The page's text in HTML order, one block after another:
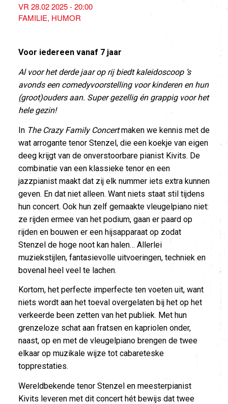
VR 28.02 2025 - 20:00
FAMILIE HUMOR
Voor iedereen vanaf 7 jaar
Al voor het derde jaar op rij biedt kaleidoscoop ‘s
avonds een comedyvoorstelling voor kinderen en hun
(groot)ouders aan. Super gezellig én grappig voor het
hele gezin!
In The Crazy Family Concertmaken we kennis met de
wat arrogante tenor Stenzel, die een koekje van eigen
deeg krijgt van de onverstoorbare pianist Kivits. De
combinatie van een klassieke tenor en een
jazzpianist maakt dat zij elk nummer iets extra kunnen
geven. En dat niet alleen. Want niets staat stil tijdens
hun concert. Ook hun zelf gemaakte vleugelpiano niet:
ze rijden ermee van het podium, gaan er paard op
rijden en bouwen er een hijsapparaat op zodat
Stenzel de hoge noot kan halen… Allerlei
muziekstijlen, fantasievolle uitvoeringen, techniek en
bovenal heel veel te lachen.
Kortom, het perfecte imperfecte ten voeten uit, want
niets wordt aan het toeval overgelaten bij het op het
verkeerde been zetten van het publiek. Met hun
grenzeloze schat aan fratsen en kapriolen onder,
naast, op en met de vleugelpiano brengen de twee
elkaar op muzikale wijze tot cabareteske
topprestaties.
Wereldbekende tenor Stenzel en meesterpianist
Kivits leveren met dit concert hét bewijs dat twee